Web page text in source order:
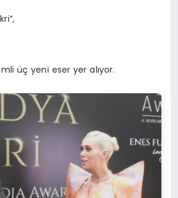
üç yeni eser yer alıyor.